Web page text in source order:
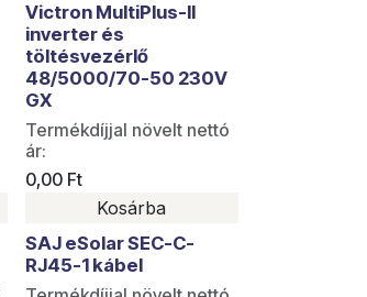
Victron MultiPlus-II
inverter és
töltésvezérlő
48/5000/70-50 230V
GX
Termékdíjjal növelt nettó
ár:
0,00Ft
SAJ eSolar SEC-C-
RJ45-1 kábel
Kosárba